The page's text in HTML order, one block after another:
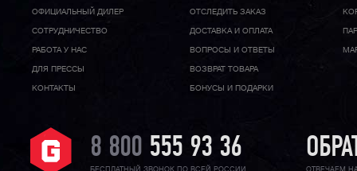
ОФИЦИАЛЬНЫЙ ДИЛЕР
CОТРУДНИЧЕСТВО
РАБОТА У НАС
ДЛЯ ПРЕССЫ
КОНТАКТЫ
ОТСЛЕДИТЬ ЗАКАЗ
ДОСТАВКА И ОПЛАТА
ВОПРОСЫ И ОТВЕТЫ
ВОЗВРАТ ТОВАРА
БОНУСЫ И ПОДАРКИ
8 800 555 93 36